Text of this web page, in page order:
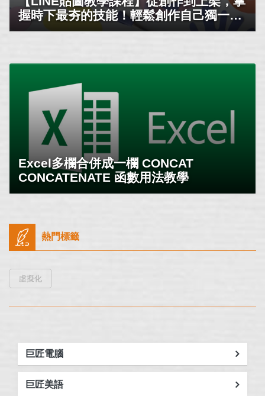
握時下最夯的技能！輕鬆創作自己獨一無
二的貼圖吧！
Excel多欄合併成一欄 CONCAT
CONCATENATE 函數用法教學
熱門標籤
虛擬化
巨匠電腦
巨匠美語